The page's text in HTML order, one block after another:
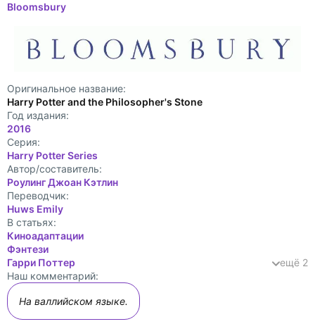
Bloomsbury
Оригинальное название:
Harry Potter and the Philosopher's Stone
Год издания:
2016
Cерия:
Harry Potter Series
Автор/составитель:
Роулинг Джоан Кэтлин
Переводчик:
Huws Emily
В статьях:
Киноадаптации
Фэнтези
Гарри Поттер
ещё 2
Наш комментарий:
На валлийском языке.